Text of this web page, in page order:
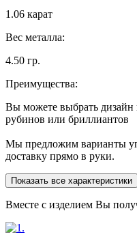
1.06 карат
Вес металла:
4.50 гр.
Преимущества:
Вы можете выбрать дизайн
рубинов или бриллиантов
Мы предложим варианты
доставку прямо в руки.
Показать все характеристики
Вместе с изделием Вы